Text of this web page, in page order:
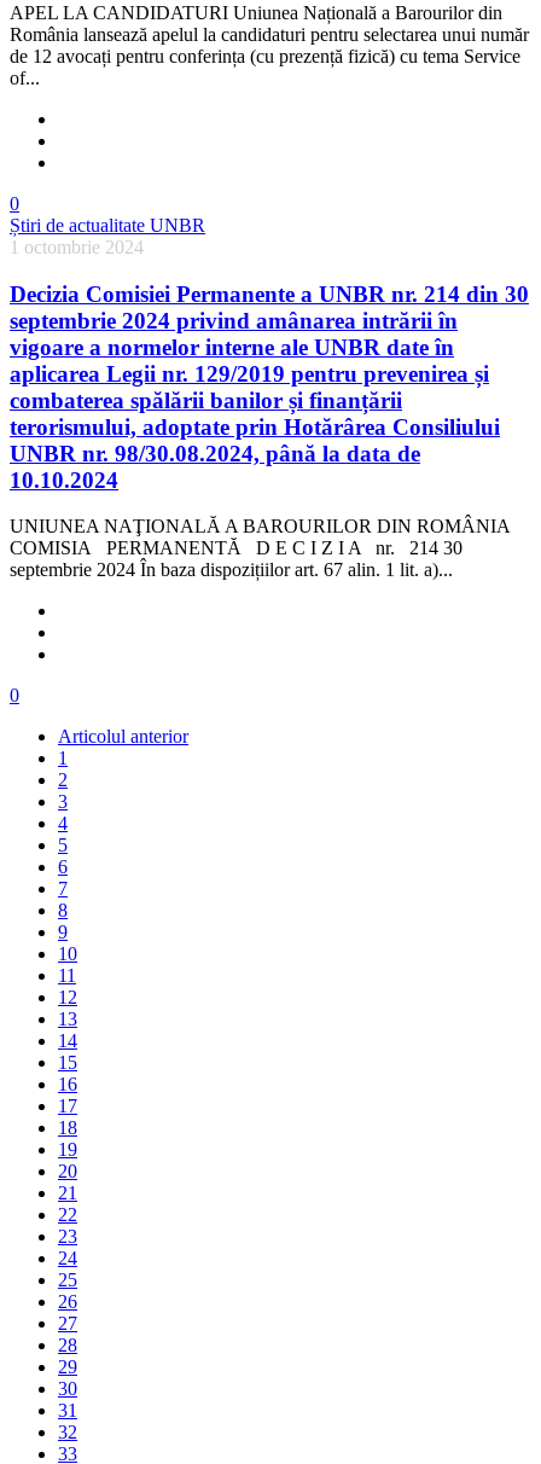
APEL LA CANDIDATURI Uniunea Națională a Barourilor din
România lansează apelul la candidaturi pentru selectarea unui număr
de 12 avocați pentru conferința (cu prezență fizică) cu tema Service
of...
0
Știri de actualitate UNBR
1 octombrie 2024
Decizia Comisiei Permanente a UNBR nr. 214 din 30
septembrie 2024 privind amânarea intrării în
vigoare a normelor interne ale UNBR date în
aplicarea Legii nr. 129/2019 pentru prevenirea și
combaterea spălării banilor și finanțării
terorismului, adoptate prin Hotărârea Consiliului
UNBR nr. 98/30.08.2024, până la data de
10.10.2024
UNIUNEA NAŢIONALĂ A BAROURILOR DIN ROMÂNIA
COMISIA PERMANENTĂ D E C I Z I A nr. 214 30
septembrie 2024 În baza dispozițiilor art. 67 alin. 1 lit. a)...
0
Articolul anterior
1
2
3
4
5
6
7
8
9
10
11
12
13
14
15
16
17
18
19
20
21
22
23
24
25
26
27
28
29
30
31
32
33